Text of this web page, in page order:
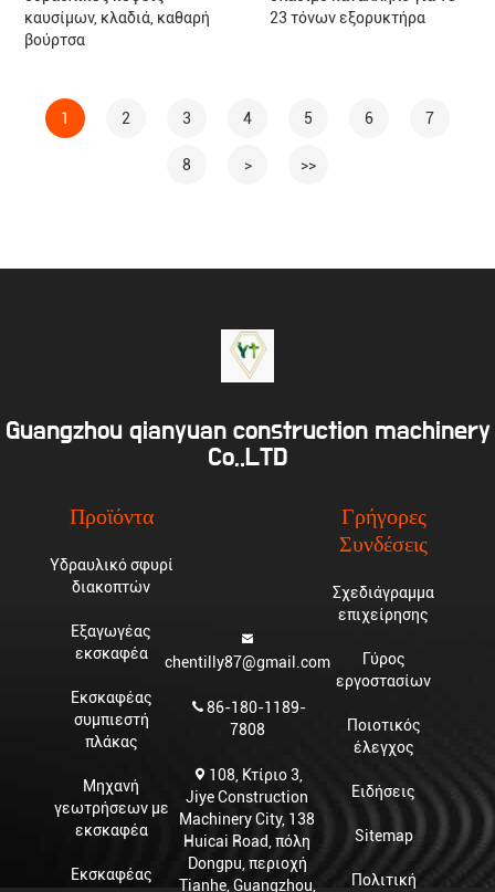
καυσίμων, κλαδιά, καθαρή
βούρτσα
23 τόνων εξορυκτήρα
1 2 3 4 5 6 7
8 > >>
Guangzhou qianyuan construction machinery
Co,.LTD
Προϊόντα
Υδραυλικό σφυρί
διακοπτών
Εξαγωγέας
εκσκαφέα
Εκσκαφέας
συμπιεστή
πλάκας
Μηχανή
γεωτρήσεων με
εκσκαφέα
Εκσκαφέας
chentilly87@gmail.com
86-180-1189-
7808
108, Κτίριο 3,
Jiye Construction
Machinery City, 138
Huicai Road, πόλη
Dongpu, περιοχή
Tianhe, Guangzhou,
Γρήγορες
Συνδέσεις
Σχεδιάγραμμα
επιχείρησης
Γύρος
εργοστασίων
Ποιοτικός
έλεγχος
Ειδήσεις
Sitemap
Πολιτική